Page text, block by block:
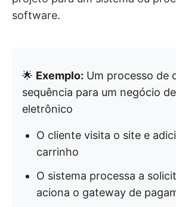
software.
🌟 Exemplo: Um processo de
sequência para um negócio
eletrônico
O cliente visita o site e
carrinho
O sistema processa a
aciona o gateway de